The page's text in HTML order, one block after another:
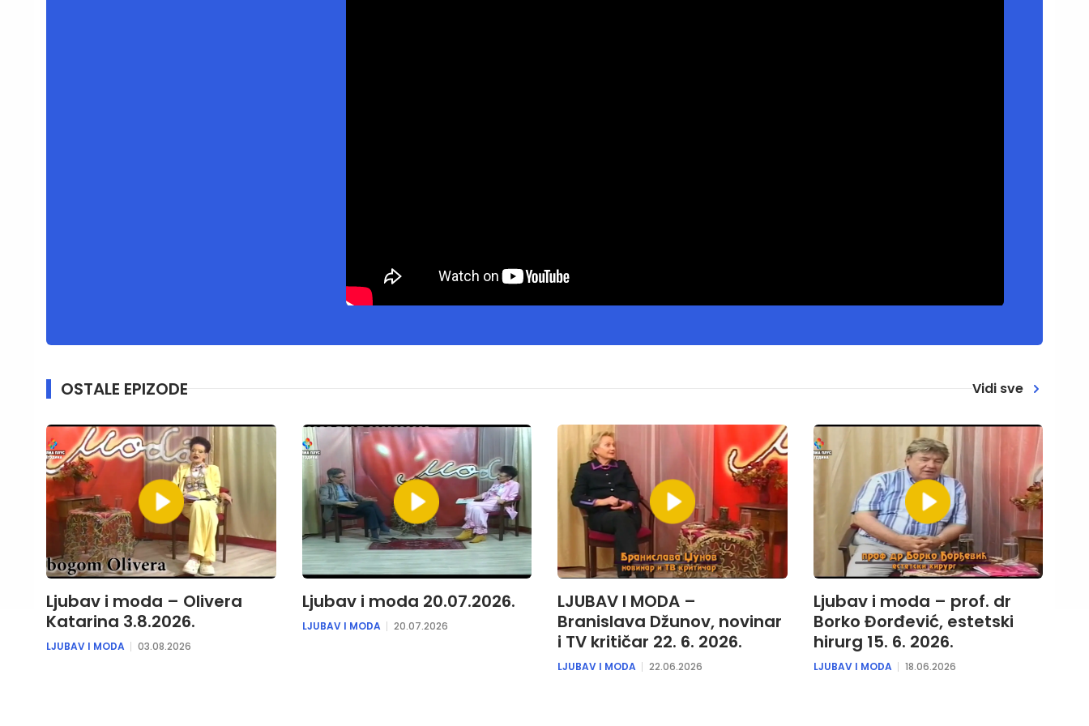
OSTALE EPIZODE Vidi sve
Ljubav i moda – Olivera
Katarina 3.8.2026.
LJUBAV I MODA 03.08.2026
Ljubav i moda 20.07.2026.
LJUBAV I MODA 20.07.2026
LJUBAV I MODA –
Branislava Džunov, novinar
i TV kritičar 22. 6. 2026.
LJUBAV I MODA 22.06.2026
Ljubav i moda – prof. dr
Borko Đorđević, estetski
hirurg 15. 6. 2026.
LJUBAV I MODA 18.06.2026